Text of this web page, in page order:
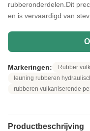
rubberonderdelen.Dit
en is vervaardigd van
Markeringen:
Rubber
leuning rubberen
rubberen vulkaniserende
Productbeschrijving